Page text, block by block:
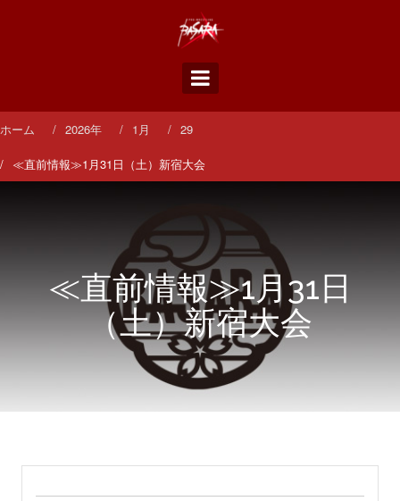
ス
キ
プ
ホーム 2026年 1月 29
≪直前情報≫1月31日（土）新宿大会
≪直前情報≫1月31日
（土）新宿大会